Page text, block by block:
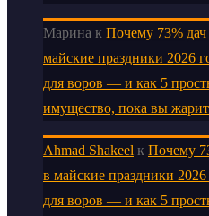
Марина к Почему 73%
майские праздники 2026
для воров — и как 5
имущество, пока вы
Ahmad Shakeel к Почему
в майские праздники
для воров — и как 5